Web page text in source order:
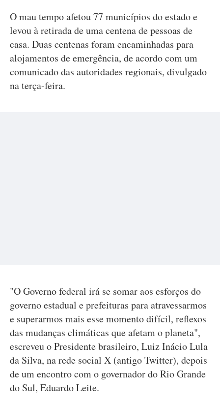
O mau tempo afetou 77 municípios do estado e
levou à retirada de uma centena de pessoas de
casa. Duas centenas foram encaminhadas para
alojamentos de emergência, de acordo com um
comunicado das autoridades regionais, divulgado
na terça-feira.
"O Governo federal irá se somar aos esforços do
governo estadual e prefeituras para atravessarmos
e superarmos mais esse momento difícil, reflexos
das mudanças climáticas que afetam o planeta",
escreveu o Presidente brasileiro, Luiz Inácio Lula
da Silva, na rede social X (antigo Twitter), depois
de um encontro com o governador do Rio Grande
do Sul, Eduardo Leite.